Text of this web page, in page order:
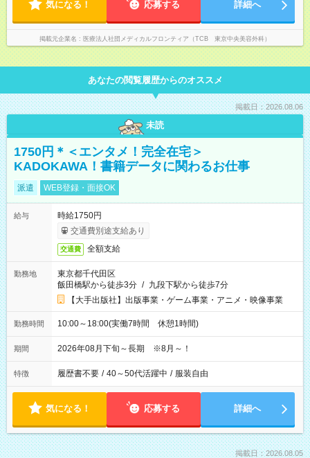
ィナーの予定を入れたり、お買い物、ピラティスのレッスンな
境です。
気になる！ 応募する 詳細へ
掲載元企業名 医療法人社団メディカルフロンティア（TCB 東京中央美容外科）
あなたの閲覧履歴からのオススメ
掲載日：2026.08.06
未読
1750円＊＜エンタメ！完全在宅＞
KADOKAWA！書籍データに関わるお仕事
派遣 WEB登録・面接OK
給与
時給1750円
交通費別途支給あり
交通費 全額支給
勤務地
東京都千代田区
飯田橋駅から徒歩3分 / 九段下駅から徒歩7分
【大手出版社】出版事業・ゲーム事業・アニメ・映像事業
勤務時間 10:00～18:00(実働7時間 休憩1時間)
期間 2026年08月下旬～長期 ※8月～！
特徴 履歴書不要 / 40～50代活躍中 / 服装自由
気になる！ 応募する 詳細へ
掲載日：2026.08.05